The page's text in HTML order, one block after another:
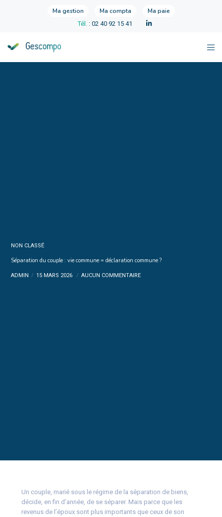
Ma gestion Ma compta Ma paie
Tél. : 02 40 92 15 41
NON CLASSÉ
Séparation du couple : vie commune = déclaration commune ?
ADMIN 15 MARS 2026 AUCUN COMMENTAIRE
Un couple, marié sous le régime de la séparation de biens,
décide, en fin d’année, de se séparer. Mais parce que les
revenus de l’époux sont plus importants que ceux de son